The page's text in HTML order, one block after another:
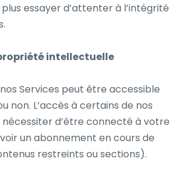
essayer d’attenter à l’intégrité
intellectuelle
Services peut être accessible
non. L’accès à certains de nos
d’être connecté à votre
un abonnement en cours de
restreints ou sections).